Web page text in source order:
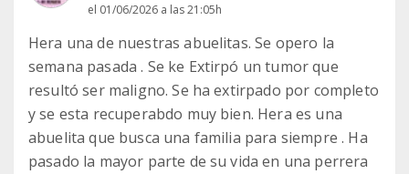
el 01/06/2026 a las 21:05h
Hera una de nuestras abuelitas. Se opero la
semana pasada . Se ke Extirpó un tumor que
resultó ser maligno. Se ha extirpado por completo
y se esta recuperabdo muy bien. Hera es una
abuelita que busca una familia para siempre . Ha
pasado la mayor parte de su vida en una perrera